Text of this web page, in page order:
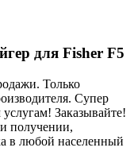
для Fisher F5
Только
Супер
Заказывайте!
получении,
в любой населенный